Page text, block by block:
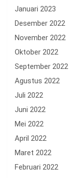
Januari 2023
Desember 2022
November 2022
Oktober 2022
September 2022
Agustus 2022
Juli 2022
Juni 2022
Mei 2022
April 2022
Maret 2022
Februari 2022